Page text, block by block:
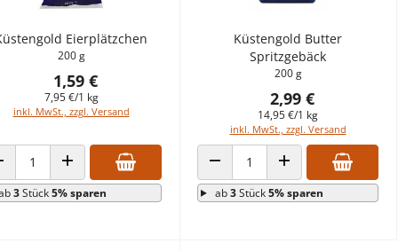
Eierplätzchen
200 g
1,59 €
7,95 €/1 kg
inkl. MwSt., zzgl. Versand
VERRINGERN
ANZAHL ERHÖHEN
3Stück5% sparen
Küstengold Butter
Spritzgebäck
200 g
2,99 €
14,95 €/1 kg
inkl. MwSt., zzgl. Versand
ANZAHL VERRINGERNANZAHL ERHÖHEN
ab3Stück5% sparen